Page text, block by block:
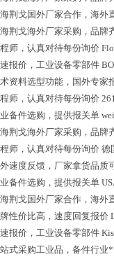
荆戈国外厂家合作，海外
荆戈海外厂家采购 ，品牌
师 ，认真对待每份询价
报价， 工业设备零部件
资料选型功能，国外专家
师 ，认真对待每份询价
备件选购 ，提供报关单
荆戈海外厂家采购 ，品牌
师 ，认真对待每份询价 德
速度反馈，厂家拿货品质
备件选购 ，提供报关单
荆戈国外厂家合作，海外
性价比高 ，速度回复报价
报价， 工业设备零部件
式采购工业品 ， 备件行业*